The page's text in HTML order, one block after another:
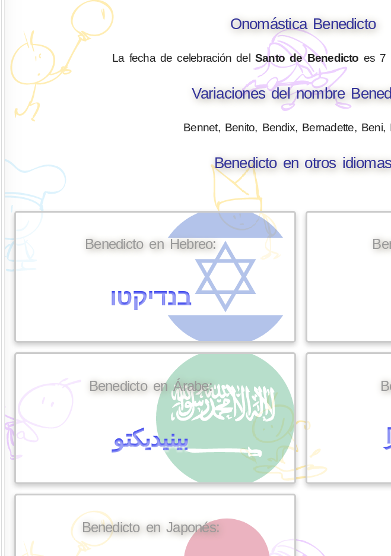
Onomástica Benedicto
La fecha de celebración del Santo de Benedicto es 7
Variaciones del nombre
Bennet, Benito, Bendix, Bernadette, Beni,
Benedicto en otros idiomas
Benedicto en Hebreo:
בנדיקטו
Benedicto en Árabe:
بينيديكتو
Benedicto en Japonés: